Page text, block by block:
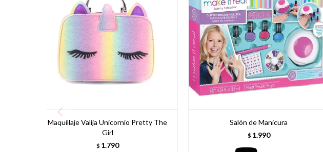
Maquillaje Valija Unicornio Pretty The
Girl
$ 1.790
Salón de Manicura
$ 1.990